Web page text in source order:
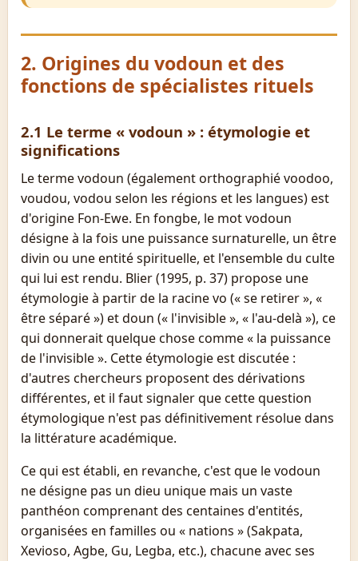
2. Origines du vodoun et des
fonctions de spécialistes rituels
2.1 Le terme « vodoun » : étymologie et
significations
Le terme vodoun (également orthographié voodoo,
voudou, vodou selon les régions et les langues) est
d'origine Fon-Ewe. En fongbe, le mot vodoun
désigne à la fois une puissance surnaturelle, un être
divin ou une entité spirituelle, et l'ensemble du culte
qui lui est rendu. Blier (1995, p. 37) propose une
étymologie à partir de la racine vo (« se retirer », «
être séparé ») et doun (« l'invisible », « l'au-delà »), ce
qui donnerait quelque chose comme « la puissance
de l'invisible ». Cette étymologie est discutée :
d'autres chercheurs proposent des dérivations
différentes, et il faut signaler que cette question
étymologique n'est pas définitivement résolue dans
la littérature académique.
Ce qui est établi, en revanche, c'est que le vodoun
ne désigne pas un dieu unique mais un vaste
panthéon comprenant des centaines d'entités,
organisées en familles ou « nations » (Sakpata,
Xevioso, Agbe, Gu, Legba, etc.), chacune avec ses